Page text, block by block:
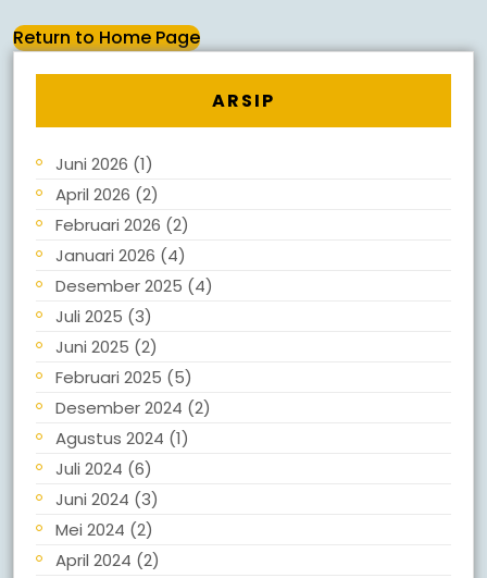
Return to Home Page
ARSIP
Juni 2026 (1)
April 2026 (2)
Februari 2026 (2)
Januari 2026 (4)
Desember 2025 (4)
Juli 2025 (3)
Juni 2025 (2)
Februari 2025 (5)
Desember 2024 (2)
Agustus 2024 (1)
Juli 2024 (6)
Juni 2024 (3)
Mei 2024 (2)
April 2024 (2)